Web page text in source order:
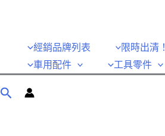
經銷品牌列表 限時出清！
車用配件
工具零件